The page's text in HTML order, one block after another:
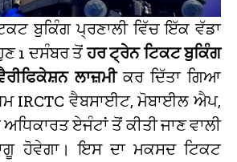
ਬੁਕਿੰਗ ਪ੍ਰਣਾਲੀ ਵਿੱਚ ਇੱਕ ਵੱਡਾ
1 ਦਸੰਬਰ ਤੋਂਹਰ ਟ੍ਰੇਨ ਟਿਕਟ ਬੁਕਿੰਗ
ਲਾਜ਼ਮੀਕਰ ਦਿੱਤਾ ਗਿਆ
IRCTC ਵੈਬਸਾਈਟ, ਮੋਬਾਈਲ ਐਪ,
ਏਜੰਟਾਂ ਤੋਂ ਕੀਤੀ ਜਾਣ ਵਾਲੀ
ਹੋਵੇਗਾ। ਇਸ ਦਾ ਮਕਸਦ ਟਿਕਟ